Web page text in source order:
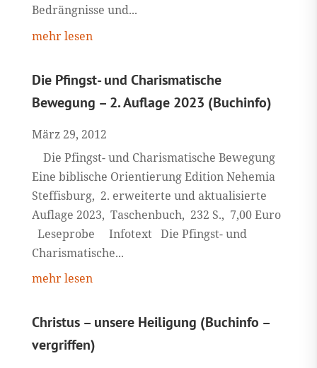
Bedrängnisse und...
mehr lesen
Die Pfingst- und Charismatische
Bewegung – 2. Auflage 2023 (Buchinfo)
März 29, 2012
Die Pfingst- und Charismatische Bewegung
Eine biblische Orientierung Edition Nehemia
Steffisburg, 2. erweiterte und aktualisierte
Auflage 2023, Taschenbuch, 232 S., 7,00 Euro
Leseprobe Infotext Die Pfingst- und
Charismatische...
mehr lesen
Christus – unsere Heiligung (Buchinfo –
vergriffen)